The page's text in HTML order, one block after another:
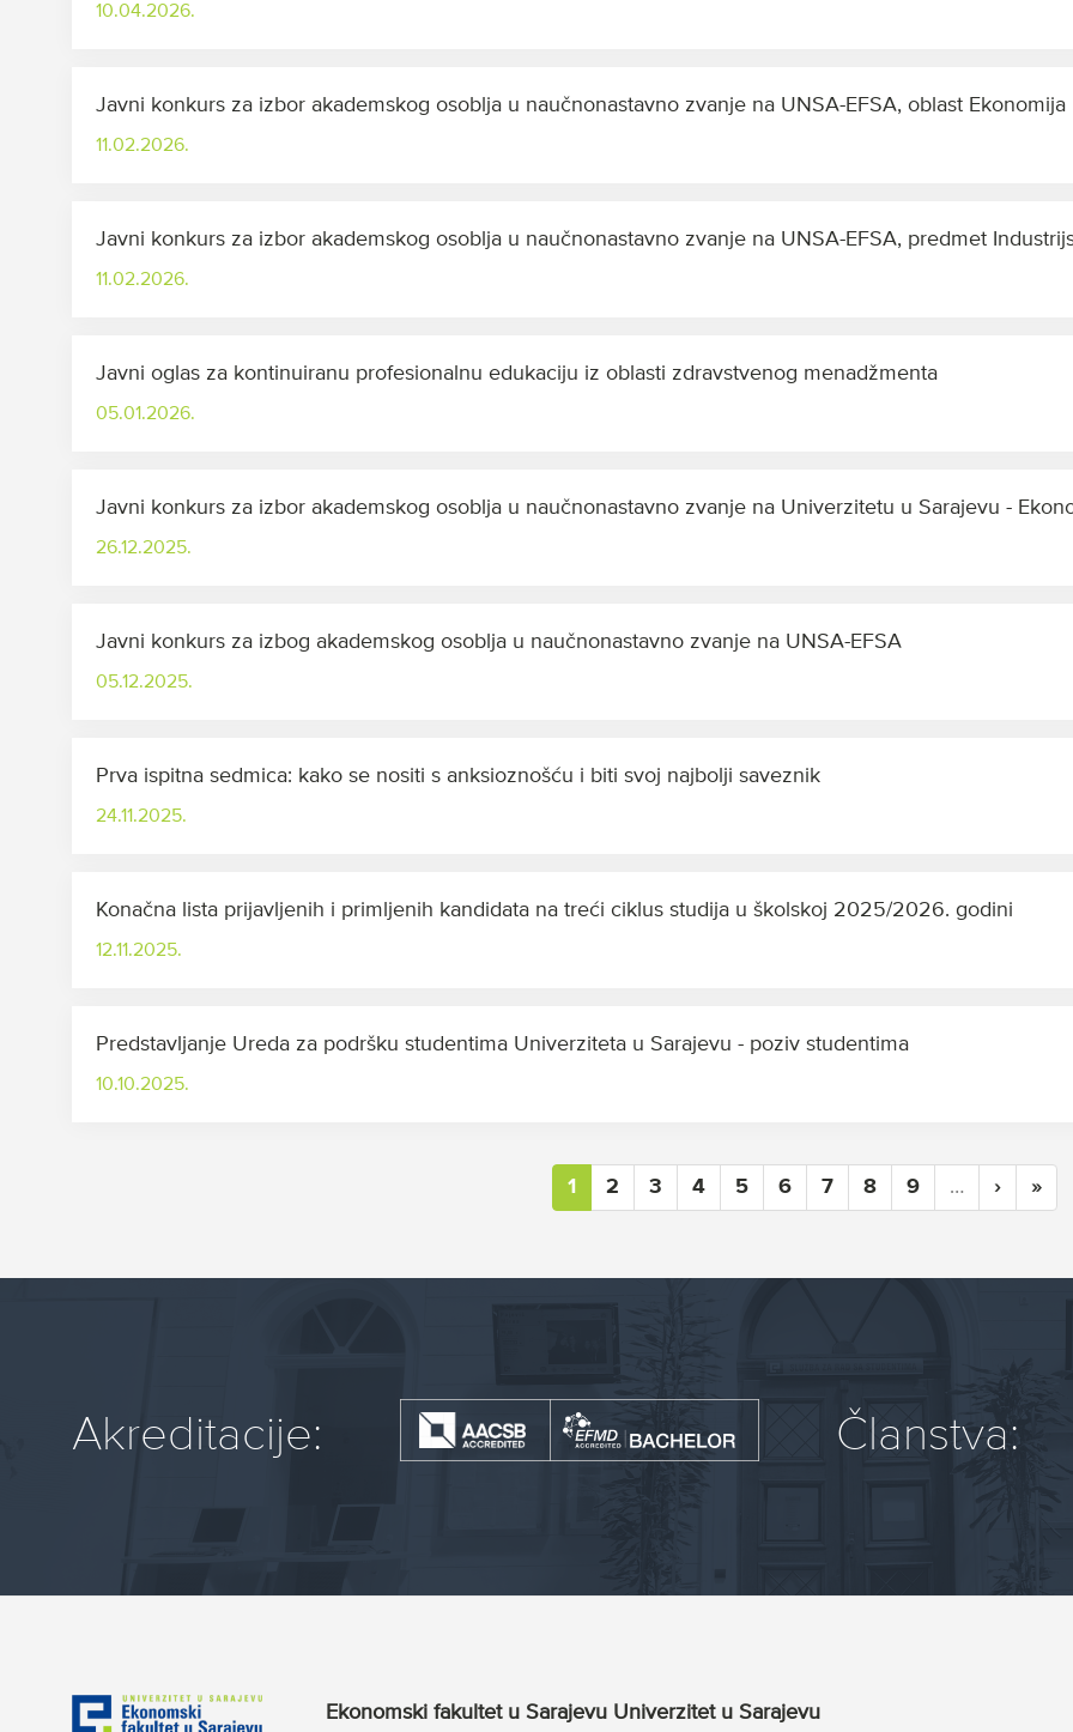
10.04.2026.
Javni konkurs za izbor akademskog osoblja u naučnonastavno zvanje na UNSA-EFSA, oblast Ekonomija
11.02.2026.
Javni konkurs za izbor akademskog osoblja u naučnonastavno zvanje na UNSA-EFSA, predmet
11.02.2026.
Javni oglas za kontinuiranu profesionalnu edukaciju iz oblasti zdravstvenog menadžmenta
05.01.2026.
Javni konkurs za izbor akademskog osoblja u naučnonastavno zvanje na Univerzitetu u Sarajevu -
26.12.2025.
Javni konkurs za izbog akademskog osoblja u naučnonastavno zvanje na UNSA-EFSA
05.12.2025.
Prva ispitna sedmica: kako se nositi s anksioznošću i biti svoj najbolji saveznik
24.11.2025.
Konačna lista prijavljenih i primljenih kandidata na treći ciklus studija u školskoj 2025/2026. godini
12.11.2025.
Predstavljanje Ureda za podršku studentima Univerziteta u Sarajevu - poziv studentima
10.10.2025.
1 2 3 4 5 6 7 8 9 … › »
Akreditacije: Članstva:
Ekonomski fakultet u Sarajevu Univerzitet u Sarajevu